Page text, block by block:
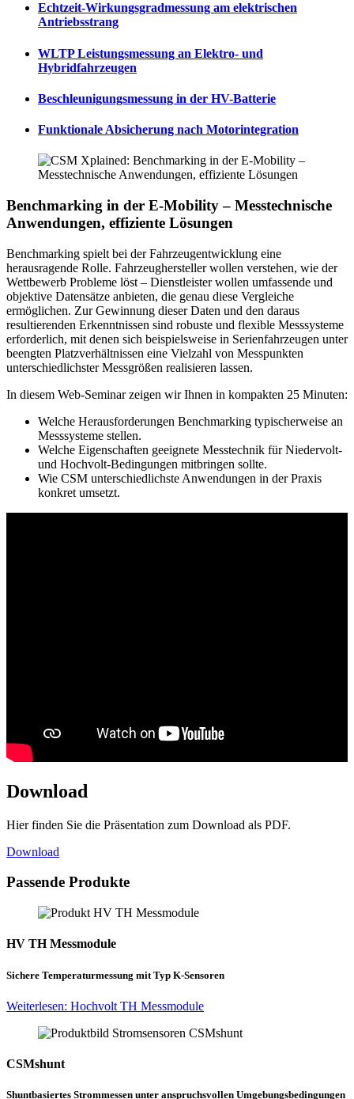
Echtzeit-Wirkungsgradmessung am elektrischen
Antriebsstrang
WLTP Leistungsmessung an Elektro- und
Hybridfahrzeugen
Beschleunigungsmessung in der HV-Batterie
Funktionale Absicherung nach Motorintegration
Benchmarking in der E-Mobility – Messtechnische
Anwendungen, effiziente Lösungen
Benchmarking spielt bei der Fahrzeugentwicklung eine
herausragende Rolle. Fahrzeughersteller wollen verstehen, wie der
Wettbewerb Probleme löst – Dienstleister wollen umfassende und
objektive Datensätze anbieten, die genau diese Vergleiche
ermöglichen. Zur Gewinnung dieser Daten und den daraus
resultierenden Erkenntnissen sind robuste und flexible Messsysteme
erforderlich, mit denen sich beispielsweise in Serienfahrzeugen unter
beengten Platzverhältnissen eine Vielzahl von Messpunkten
unterschiedlichster Messgrößen realisieren lassen.
In diesem Web-Seminar zeigen wir Ihnen in kompakten 25 Minuten:
Welche Herausforderungen Benchmarking typischerweise an
Messsysteme stellen.
Welche Eigenschaften geeignete Messtechnik für Niedervolt-
und Hochvolt-Bedingungen mitbringen sollte.
Wie CSM unterschiedlichste Anwendungen in der Praxis
konkret umsetzt.
Download
Hier finden Sie die Präsentation zum Download als PDF.
Download
Passende Produkte
HV TH Messmodule
Sichere Temperaturmessung mit Typ K-Sensoren
Weiterlesen: Hochvolt TH Messmodule
CSMshunt
Shuntbasiertes Strommessen unter anspruchsvollen Umgebungsbedingungen